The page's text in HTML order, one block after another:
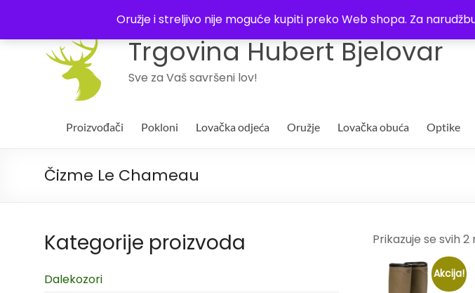
Oružje i streljivo nije moguće kupiti preko Web shopa. Za
Trgovina Hubert Bjelovar
Sve za Vaš savršeni lov!
Proizvođači Pokloni Lovačka odjeća Oružje Lovačka obuća Optike
Čizme Le Chameau
Prikazuje se svih
Akcija!
Kategorije proizvoda
Dalekozori